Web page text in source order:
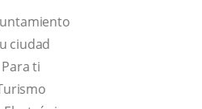
ciudad
Para ti
Este